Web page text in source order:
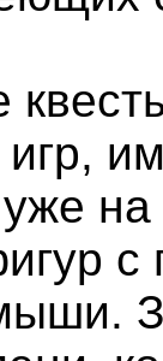
игр,